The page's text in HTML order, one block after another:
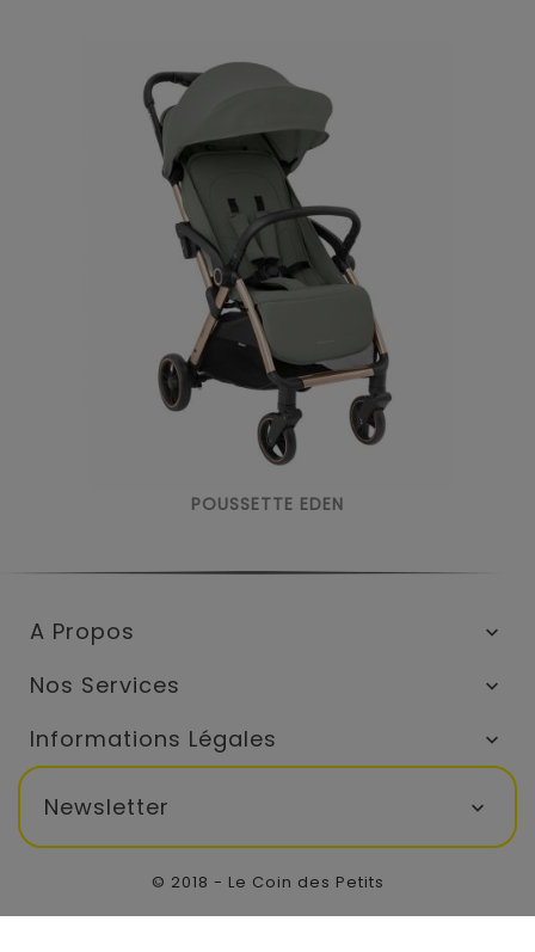
POUSSETTE EDEN
A Propos 
Nos Services 
Informations Légales 
Newsletter 
© 2018 - Le Coin des Petits